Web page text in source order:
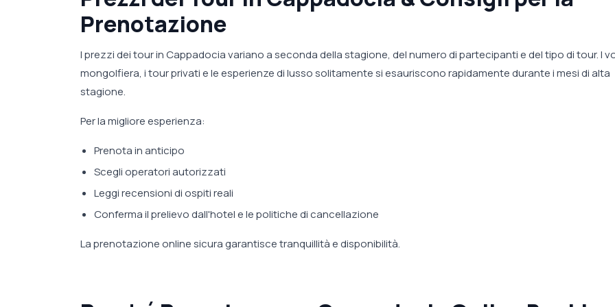
Prenotazione
I prezzi dei tour in Cappadocia variano a seconda della stagione, del numero di partecipanti e del tipo di tour. I
mongolfiera, i tour privati e le esperienze di lusso solitamente si esauriscono rapidamente durante i mesi di alta
stagione.
Per la migliore esperienza:
Prenota in anticipo
Scegli operatori autorizzati
Leggi recensioni di ospiti reali
Conferma il prelievo dall'hotel e le politiche di cancellazione
La prenotazione online sicura garantisce tranquillità e disponibilità.